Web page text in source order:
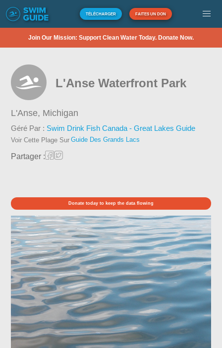
TÉLÉCHARGER FAITES UN DON
Join Our Mission: Support Clean Water Today. Donate Now.
L'Anse Waterfront Park
L'Anse, Michigan
Géré Par : Swim Drink Fish Canada - Great Lakes Guide
Voir Cette Plage Sur Guide Des Grands Lacs
Partager :
Donate today to keep the data flowing